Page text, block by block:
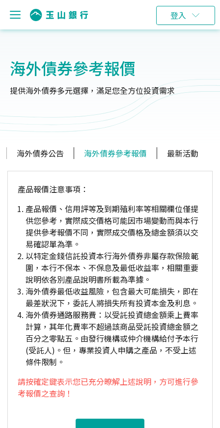
登入
海外債券參考報價
提供海外債券多元選擇，滿足您全方位投資需求
海外債券公告 海外債券參考報價 最新活動
產品報價注意事項：
產品報價、信用評等及到期殖利率等相關欄位僅提
供您參考，實際成交價格可能因市場變動而與本行
提供參考報價不同，實際成交價格及總金額須以交
易確認單為準。
以特定金錢信託投資本行海外債券非屬存款保險範
圍，本行不保本、不保息及最低收益率，相關重要
說明依各別產品說明書所載為準據。
海外債券最低收益風險，包含最大可能損失，即在
最差狀況下，委託人將損失所有投資本金及利息。
海外債券通路服務費：以受託投資總金額乘上費率
計算，其年化費率不超過該商品受託投資總金額之
百分之零點五。由發行機構或仲介機構給付予本行
(受託人)。但，專業投資人申購之產品，不受上述
條件限制。
請按確定鍵表示您已充分暸解上述說明，方可進行參
考報價之查詢！